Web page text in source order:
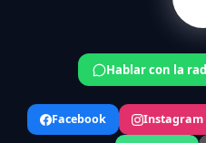
Hablar con la
Facebook Instagram